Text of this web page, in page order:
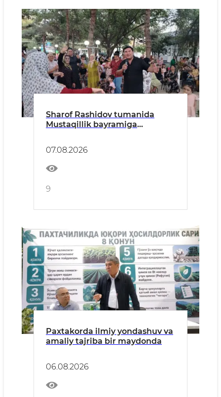
Sharof Rashidov tumanida
Mustaqillik bayramiga
07.08.2026
9
Paxtakorda ilmiy yondashuv va
amaliy tajriba bir maydonda
06.08.2026